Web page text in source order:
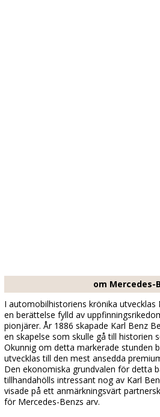
om Mercedes-
I automobilhistoriens krönika utvecklas
en berättelse fylld av
pionjärer. År 1886 skapade Karl Benz
en skapelse som skulle gå till historien
Okunnig om detta markerade stunden
utvecklas till den mest ansedda
Den ekonomiska grundvalen för detta
tillhandahölls intressant nog av Karl
visade på ett anmärkningsvärt
för Mercedes-Benzs arv.